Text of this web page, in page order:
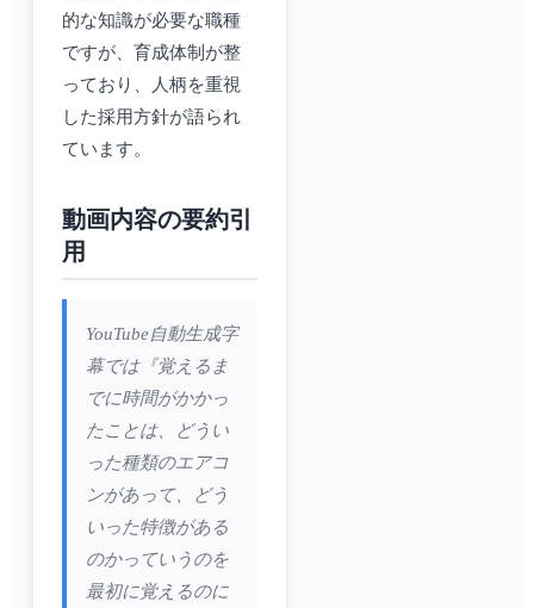
的な知識が必要な職種
ですが、育成体制が整
っており、人柄を重視
した採用方針が語られ
ています。
動画内容の要約引
用
YouTube自動生成字
幕では『覚えるま
でに時間がかかっ
たことは、どうい
った種類のエアコ
ンがあって、どう
いった特徴がある
のかっていうのを
最初に覚えるのに